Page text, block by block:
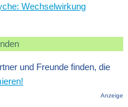
Wechselwirkung
und Freunde finden, die
Anzeige